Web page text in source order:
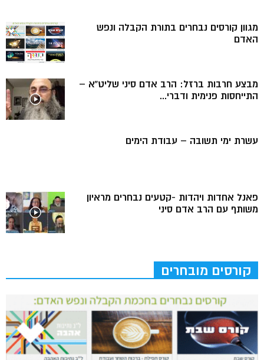
מגוון קורסים נבחרים בתורת הקבלה ונפש
האדם
מבצע חרבות ברזל: הרב אדם סיני שליט”א –
התייחסות פנימית ודברי...
עשרת ימי תשובה – עבודת הימים
פאנל אחדות ויהדות -קטעים נבחרים מראיון
משותף עם הרב אדם סיני
קורסים מובחרים